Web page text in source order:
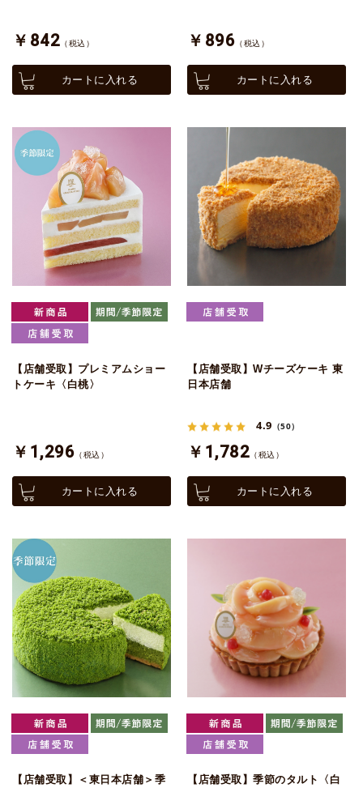
￥842 （税込）
カートに入れる
￥896 （税込）
カートに入れる
【店舗受取】プレミアムショー
トケーキ〈白桃〉
￥1,296 （税込）
カートに入れる
【店舗受取】Wチーズケーキ 東
日本店舗
4.9 （50）
￥1,782 （税込）
カートに入れる
【店舗受取】＜東日本店舗＞季
【店舗受取】季節のタルト〈白